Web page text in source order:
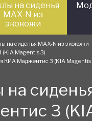
на сиденья
MAX-N из
экокожи
на сиденья MAX-N из экокожи
Magentis 3)
КИА Маджентис 3 (KIA
на
3